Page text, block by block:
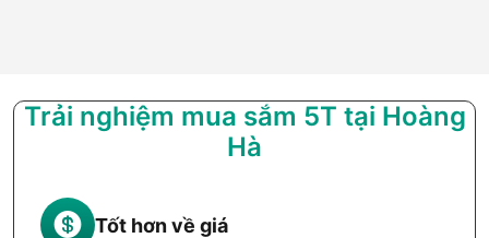
Trải nghiệm mua sắm 5T tại Hoàng
Hà
Tốt hơn về giá